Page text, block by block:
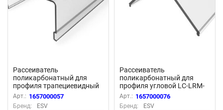
Рассеиватель
поликарбонатный для
профиля трапециевидный
LC-LRM-P36T-2 прозрачный
Арт.: 1657000057
Бренд:
ESV
Рассеиватель
поликарбонатный для
профиля угловой LC-LRM-
P32L-6 прозрачный
Арт.: 1657000076
Бренд:
ESV